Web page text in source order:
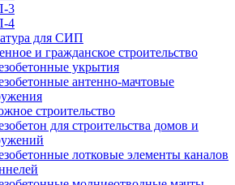
3
4
для СИП
и гражданское строительство
укрытия
антенно-мачтовые
строительство
для строительства домов и
лотковые элементы каналов